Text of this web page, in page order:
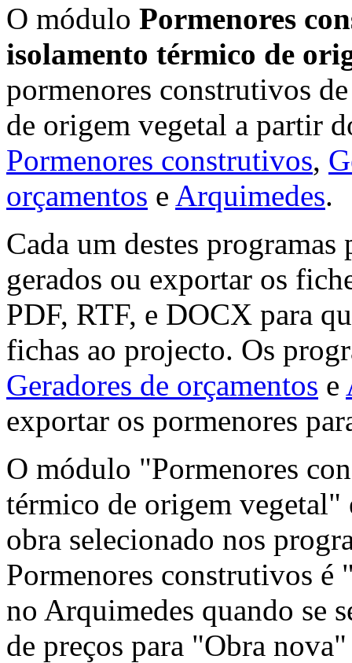
O módulo Pormenores
isolamento térmico de
pormenores construtivos
de origem vegetal a partir
Pormenores construtivos,
orçamentos e Arquimedes.
Cada um destes
gerados ou exportar os
PDF, RTF, e DOCX para
fichas ao projecto. Os
Geradores de orçamentos e
exportar os pormenores
O módulo "Pormenores
térmico de origem
obra selecionado nos
Pormenores construtivos
no Arquimedes quando se
de preços para "Obra